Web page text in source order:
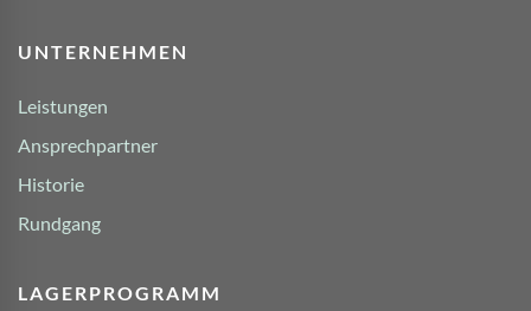
UNTERNEHMEN
Leistungen
Ansprechpartner
Historie
Rundgang
LAGERPROGRAMM